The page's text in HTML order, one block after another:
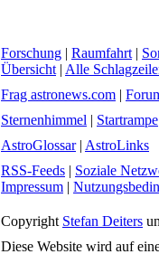
Forschung | Raumfahrt |
Übersicht | Alle
Frag astronews.com |
Sternenhimmel | Startrampe
AstroGlossar| AstroLinks
RSS-Feeds | Soziale
Impressum |
Copyright Stefan Deiters
Diese Website wird auf